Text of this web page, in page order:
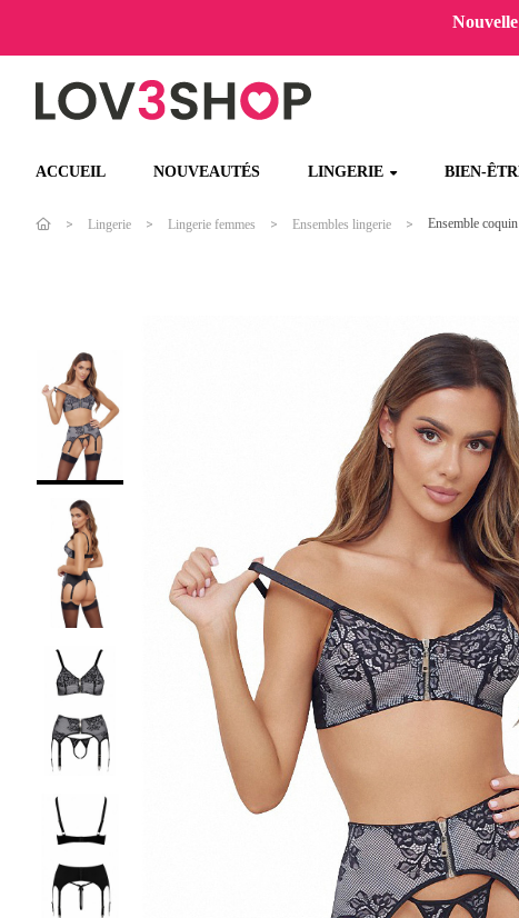
ACCUEIL NOUVEAUTÉS LINGERIE BIEN-
Lingerie Lingerie femmes Ensembles lingerie Ensemble